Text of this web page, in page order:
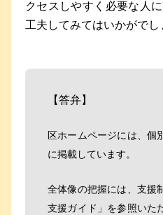
クセスしやすく必要な人
工夫してみてはいかがでし
【答弁】
区ホームページには、個
に掲載しています。
全体像の把握には、支援
支援ガイド」を参照いた